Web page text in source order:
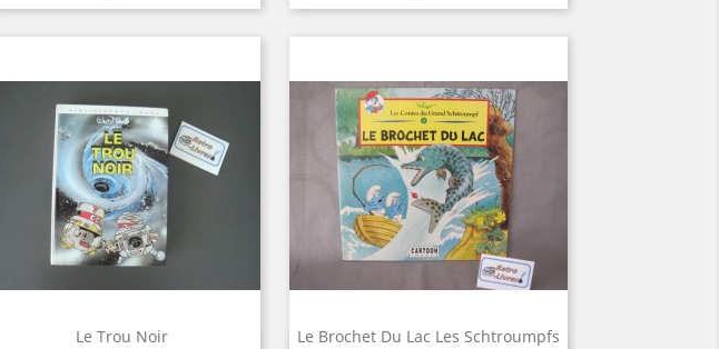
Le Trou Noir Le Brochet Du Lac Les Schtroumpfs